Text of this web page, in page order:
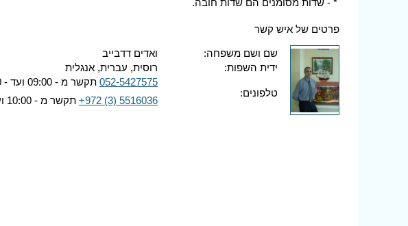
פרטים של איש קשר
שם ושם משפחה:
ואדים דדבייב
ידית השפות:
רוסית, עברית, אנגלית
טלפונים:
052-5427575 תקשר מ - 09:00 ועד - 20:00
+972 (3) 5516036 תקשר מ - 10:00 ועד - 21:00